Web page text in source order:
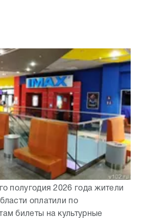
полугодия 2026 года жители
оплатили по
билеты на культурные